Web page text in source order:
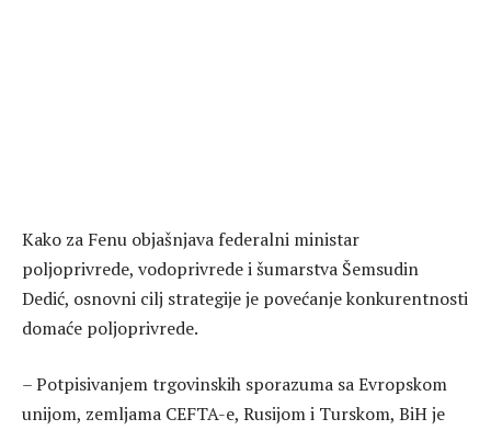
Kako za Fenu objašnjava federalni ministar
poljoprivrede, vodoprivrede i šumarstva Šemsudin
Dedić, osnovni cilj strategije je povećanje konkurentnosti
domaće poljoprivrede.
– Potpisivanjem trgovinskih sporazuma sa Evropskom
unijom, zemljama CEFTA-e, Rusijom i Turskom, BiH je